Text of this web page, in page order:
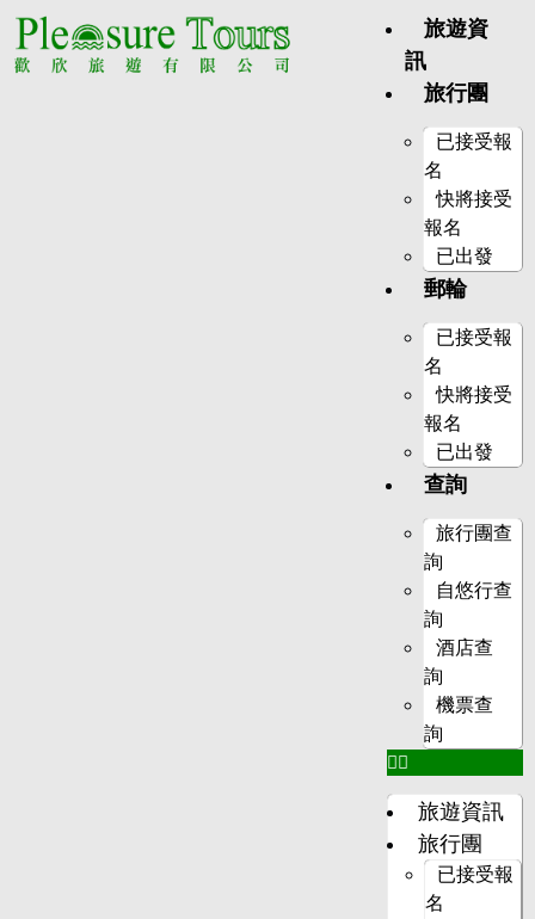
旅遊資
訊
旅行團
已接受報
名
快將接受
報名
已出發
郵輪
已接受報
名
快將接受
報名
已出發
查詢
旅行團查
詢
自悠行查
詢
酒店查
詢
機票查
詢
旅遊資訊
旅行團
已接受報
名